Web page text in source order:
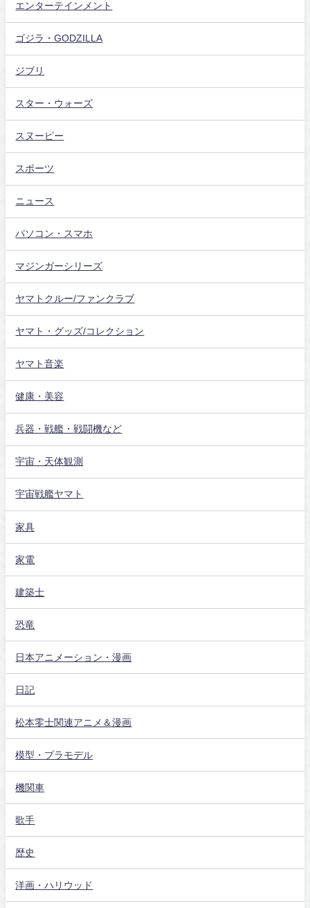
エンターテインメント
ゴジラ・GODZILLA
ジブリ
スター・ウォーズ
スヌーピー
スポーツ
ニュース
パソコン・スマホ
マジンガーシリーズ
ヤマトクルー/ファンクラブ
ヤマト・グッズ/コレクション
ヤマト音楽
健康・美容
兵器・戦艦・戦闘機など
宇宙・天体観測
宇宙戦艦ヤマト
家具
家電
建築士
恐竜
日本アニメーション・漫画
日記
松本零士関連アニメ＆漫画
模型・プラモデル
機関車
歌手
歴史
洋画・ハリウッド